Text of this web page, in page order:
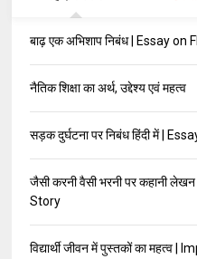
बाढ़ एक अभिशाप निबंध | Essay on
नैतिक शिक्षा का अर्थ, उद्देश्य एवं महत्व
सड़क दुर्घटना पर निबंध हिंदी में |
जैसी करनी वैसी भरनी पर कहानी
Story
विद्यार्थी जीवन में पुस्तकों का